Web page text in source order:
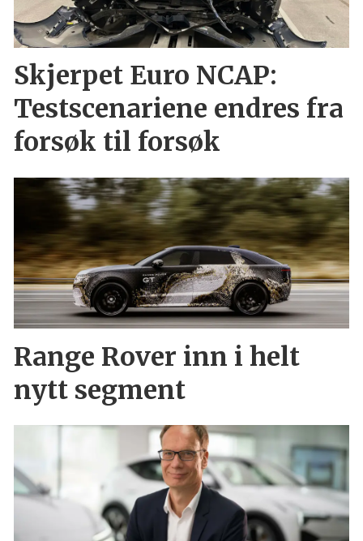
Skjerpet Euro NCAP:
Testscenariene endres fra
forsøk til forsøk
Range Rover inn i helt
nytt segment